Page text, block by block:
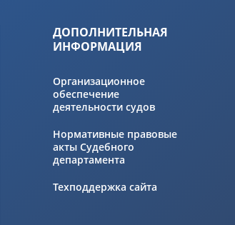
ДОПОЛНИТЕЛЬНАЯ
ИНФОРМАЦИЯ
Организационное
обеспечение
деятельности судов
Нормативные правовые
акты Судебного
департамента
Техподдержка сайта